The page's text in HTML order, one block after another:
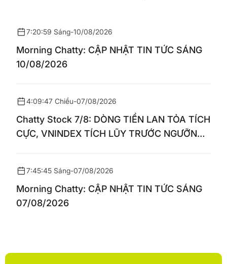
7:20:59 Sáng-10/08/2026
Morning Chatty: CẬP NHẬT TIN TỨC SÁNG
10/08/2026
4:09:47 Chiều-07/08/2026
Chatty Stock 7/8: DÒNG TIỀN LAN TỎA TÍCH
CỰC, VNINDEX TÍCH LŨY TRƯỚC NGƯỠNG
7:45:45 Sáng-07/08/2026
Morning Chatty: CẬP NHẬT TIN TỨC SÁNG
07/08/2026